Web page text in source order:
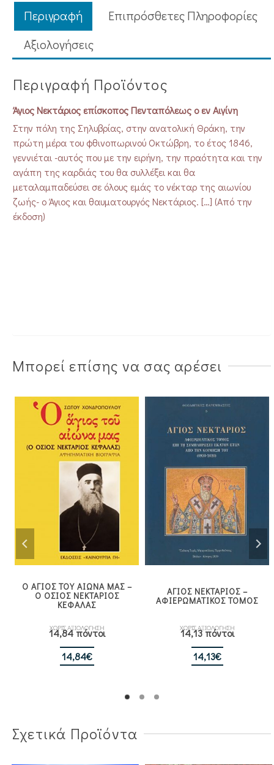
Περιγραφή
Επιπρόσθετες Πληροφορίες
Aξιολογήσεις
Περιγραφή Προϊόντος
Άγιος Νεκτάριος επίσκοπος Πενταπόλεως ο εν Αιγίνη
Στην πόλη της Σηλυβρίας, στην ανατολική Θράκη, την
πρώτη μέρα του φθινοπωρινού Οκτώβρη, το έτος 1846,
γεννιέται -αυτός που με την ειρήνη, την πραότητα και την
αγάπη της καρδιάς του θα συλλέξει και θα
μεταλαμπαδεύσει σε όλους εμάς το νέκταρ της αιωνίου
ζωής- ο Άγιος και θαυματουργός Νεκτάριος. […] (Από την
έκδοση)
Μπορεί επίσης να σας αρέσει
Ο ΑΓΙΟΣ ΤΟΥ ΑΙΩΝΑ ΜΑΣ –
Ο ΟΣΙΟΣ ΝΕΚΤΑΡΙΟΣ
ΚΕΦΑΛΑΣ
ΧΩΡΙΣ ΑΞΙΟΛΟΓΗΣΗ
14,84 πόντοι
14,84€
ΑΓΙΟΣ ΝΕΚΤΑΡΙΟΣ –
ΑΦΙΕΡΩΜΑΤΙΚΟΣ ΤΟΜΟΣ
ΧΩΡΙΣ ΑΞΙΟΛΟΓΗΣΗ
14,13 πόντοι
14,13€
Σχετικά Προϊόντα